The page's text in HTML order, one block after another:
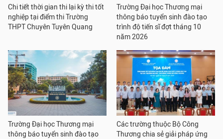
Chi tiết thời gian thi lại kỳ thi tốt
nghiệp tại điểm thi Trường
THPT Chuyên Tuyên Quang
Trường Đại học Thương mại
thông báo tuyển sinh đào tạo
trình độ tiến sĩ đợt tháng 10
năm 2026
Trường Đại học Thương mại
thông báo tuyển sinh đào tạo
Các trường thuộc Bộ Công
Thương chia sẻ giải pháp ứng